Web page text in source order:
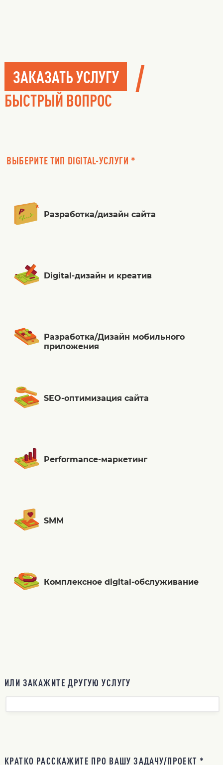
ЗАКАЗАТЬ УСЛУГУ /
БЫСТРЫЙ ВОПРОС
ВЫБЕРИТЕ ТИП DIGITAL-УСЛУГИ *
Разработка/дизайн сайта
Digital-дизайн и креатив
Разработка/Дизайн мобильного
приложения
SEO-оптимизация сайта
Performance-маркетинг
SMM
Комплексное digital-обслуживание
ИЛИ ЗАКАЖИТЕ ДРУГУЮ УСЛУГУ
КРАТКО РАССКАЖИТЕ ПРО ВАШУ ЗАДАЧУ/ПРОЕКТ *